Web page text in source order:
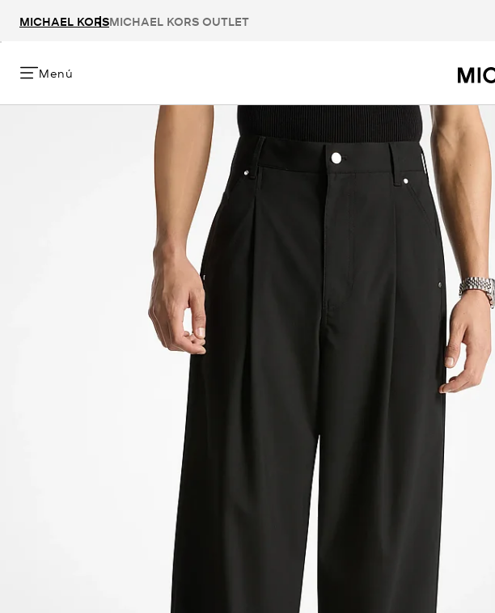
MICHAEL KORSMICHAEL KORS OUTLET
Menú